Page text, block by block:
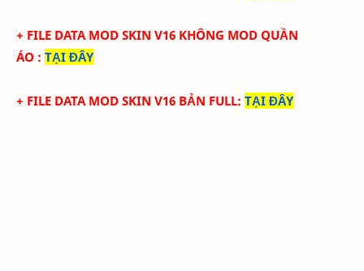
+ FILE DATA MOD SKIN V16 KHÔNG MOD QUẦN
ÁO : TẠI ĐÂY
+ FILE DATA MOD SKIN V16 BẢN FULL: TẠI ĐÂY